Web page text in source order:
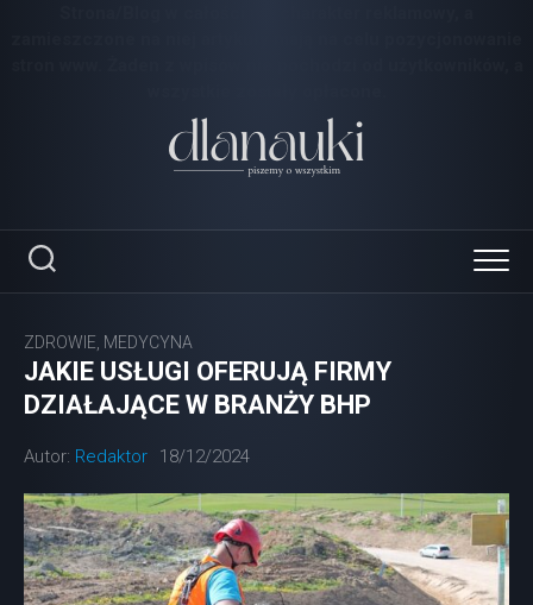
ZDROWIE, MEDYCYNA
JAKIE USŁUGI OFERUJĄ FIRMY
DZIAŁAJĄCE W BRANŻY BHP
Autor: Redaktor 18/12/2024